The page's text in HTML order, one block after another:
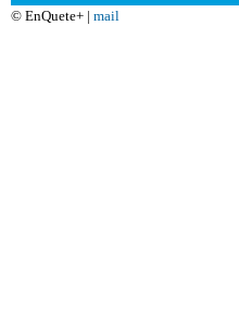
© EnQuete+ | mail